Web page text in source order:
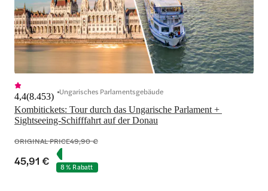
Kombitickets: Tour durch das Ungarische Parlament +
Sightseeing-Schifffahrt auf der Donau
4,4(8.453) Ungarisches Parlamentsgebäude
ORIGINAL PRICE49,90 €
45,91 € 8 % Rabatt